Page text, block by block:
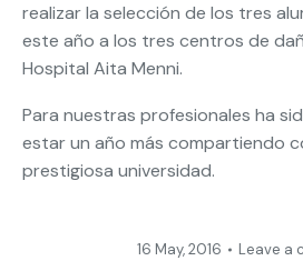
realizar la selección de los tres
este año a los tres centros de
Hospital Aita Menni.
Para nuestras profesionales ha
estar un año más compartiendo
prestigiosa universidad.
16 May, 2016
Leave a